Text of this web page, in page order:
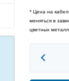
* Цена на
меняться в
цветных